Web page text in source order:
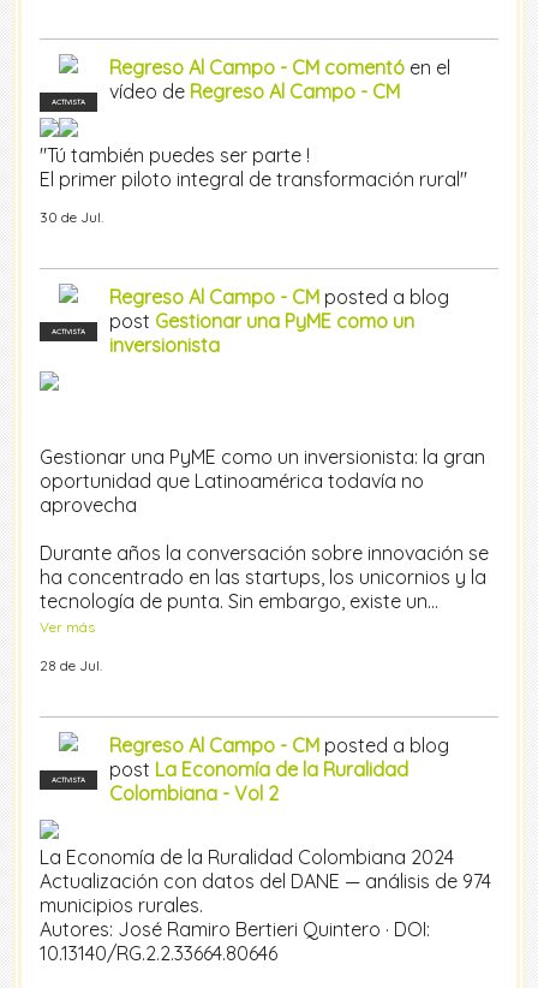
ACTIVISTA
Regreso Al Campo - CM comentó en el
vídeo de Regreso Al Campo - CM
"Tú también puedes ser parte !
El primer piloto integral de transformación rural"
30 de Jul.
ACTIVISTA
Regreso Al Campo - CM posted a blog
post Gestionar una PyME como un
inversionista
Gestionar una PyME como un inversionista: la gran
oportunidad que Latinoamérica todavía no
aprovecha
Durante años la conversación sobre innovación se
ha concentrado en las startups, los unicornios y la
tecnología de punta. Sin embargo, existe un…
Ver más
28 de Jul.
ACTIVISTA
Regreso Al Campo - CM posted a blog
post La Economía de la Ruralidad
Colombiana - Vol 2
La Economía de la Ruralidad Colombiana 2024
Actualización con datos del DANE — análisis de 974
municipios rurales.
Autores: José Ramiro Bertieri Quintero · DOI:
10.13140/RG.2.2.33664.80646